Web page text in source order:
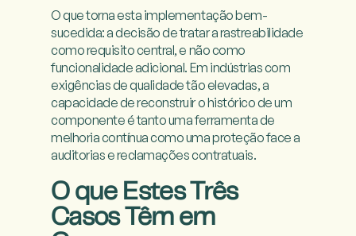
O que torna esta implementação bem-
sucedida: a decisão de tratar a rastreabilidade
como requisito central, e não como
funcionalidade adicional. Em indústrias com
exigências de qualidade tão elevadas, a
capacidade de reconstruir o histórico de um
componente é tanto uma ferramenta de
melhoria contínua como uma proteção face a
auditorias e reclamações contratuais.
O que Estes Três
Casos Têm em